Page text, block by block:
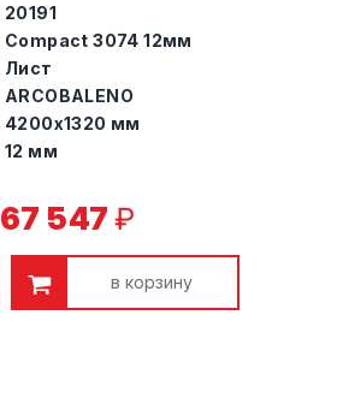
20191
Compact 3074 12мм
Лист
ARCOBALENO
4200х1320 мм
12 мм
67 547 ₽
в корзину